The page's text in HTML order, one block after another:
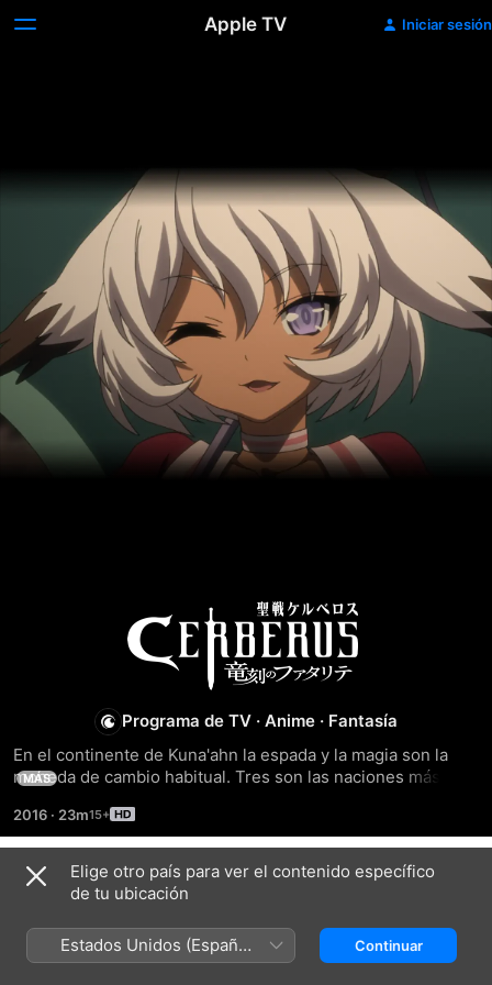
Apple TV Iniciar sesión
Cerberus
Programa de TV · Anime · Fantasía
En el continente de Kuna'ahn la espada y la magia son la
moneda de cambio habitual. Tres son las naciones más
poder: el Reino Sagrado de Amoria, el Reino de Ishilfen y el
Reino de Vanrodis. Si el desastre acaeciera sobre una de
las tres naciones, el equilibrio de poder se perdería y la
guerra se extendería sin control por todo el...
MÁS
2016 · 23m
Temporada 1
Elige otro país para ver el contenido específico
de tu ubicación
Estados Unidos (Español
México)
Continuar